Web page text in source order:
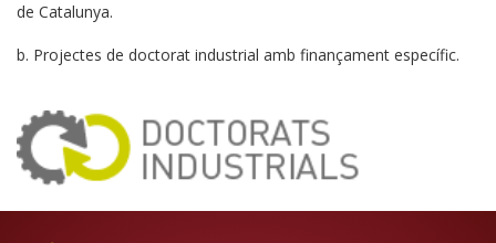
de Catalunya.
b. Projectes de doctorat industrial amb finançament específic.